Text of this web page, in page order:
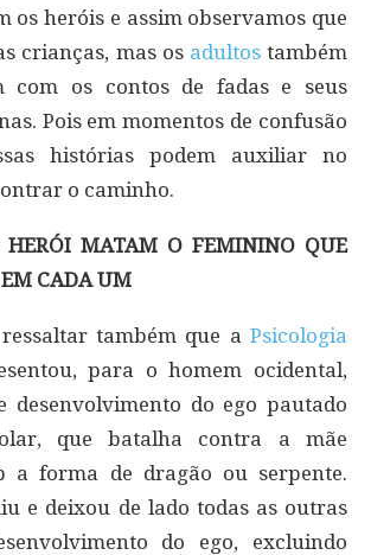
os heróis e assim observamos que
crianças, mas os adultostambém
com os contos de fadas e seus
Pois em momentos de confusão
histórias podem auxiliar no
o caminho.
HERÓI MATAM O FEMININO QUE
CADA UM
também que a Psicologia
para o homem ocidental,
desenvolvimento do ego pautado
que batalha contra a mãe
a forma de dragão ou serpente.
e deixou de lado todas as outras
do ego, excluindo